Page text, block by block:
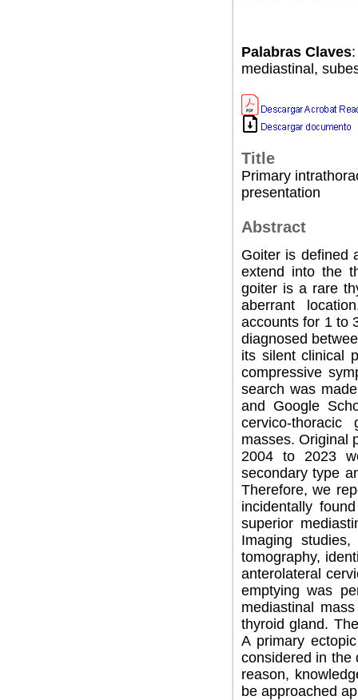
Palabras Claves
mediastinal,
Title
Primary
presentation
Abstract
Goiter is defined
extend into the
goiter is a rare
aberrant
accounts for 1 to
diagnosed
its silent clinical
compressive
search was
and Google
cervico-
masses. Original
2004 to 2023
secondary type
Therefore, we
incidentally
superior
Imaging
tomography,
anterolateral
emptying was
mediastinal
thyroid gland.
A primary
considered in the
reason,
be approached